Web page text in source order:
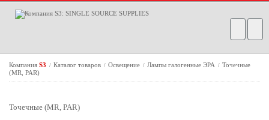
Компания S3 / Каталог товаров / Освещение / Лампы галогенные ЭРА / Точечные
(MR, PAR)
Точечные (MR, PAR)